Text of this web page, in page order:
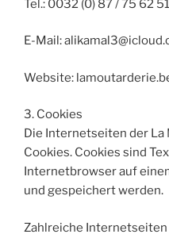
Tel.: 0032 (0) 87 / 75 62 51
E-Mail:
Website:
3. Cookies
Die Internetseiten der
Cookies. Cookies sind
Internetbrowser auf
und gespeichert werden.
Zahlreiche